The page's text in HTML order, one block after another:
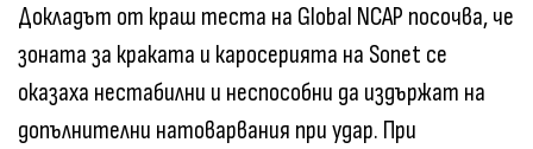
Докладът от краш теста на Global NCAP посочва, че
зоната за краката и каросерията на Sonet се
оказаха нестабилни и неспособни да издържат на
допълнителни натоварвания при удар. При